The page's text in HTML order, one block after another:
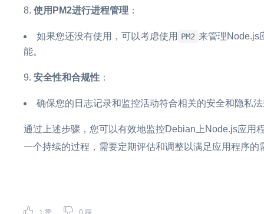
使用PM2进行进程管理 ：
如果您还没有使用，可以考虑使用 PM2 来管理Node.js
能。
安全性和合规性 ：
确保您的日志记录和监控活动符合相关的安全和隐私
通过上述步骤，您可以有效地监控Debian上Node.js应用
一个持续的过程，需要定期评估和调整以满足应用程序的
1 赞 0 踩